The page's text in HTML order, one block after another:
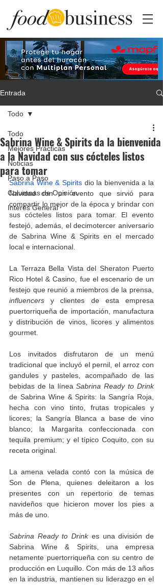
Entrada
Todo
Mejores Prácticas
Noticias
Paso a Paso
Columnas de Opinión
Interés General
Todo
Sabrina Wine & Spirits da la bienvenida
a la Navidad con sus cócteles listos
para tomar
Sabrina Wine & Spirits dio la bienvenida a la
Navidad con un evento que sirvió para
compartir lo mejor de la época y brindar con
sus cócteles listos para tomar. El evento
festejó, además, el decimotercer aniversario
de Sabrina Wine & Spirits en el mercado
local e internacional.
La Terraza Bella Vista del Sheraton Puerto
Rico Hotel & Casino, fue el escenario de un
influencers y clientes de esta empresa
puertorriqueña de importación, manufactura
y distribución de vinos, licores y alimentos
gourmet.
Los invitados disfrutaron de un menú
tradicional que incluyó el pernil, el arroz con
gandules y pasteles, acompañado de las
bebidas de la línea Sabrina Ready to Drink
de Sabrina Wine & Spirits: la Sangría Roja,
hecha con vino tinto, frutas tropicales y
licores; la Sangría Blanca a base de vino
blanco; la Margarita confeccionada con
tequila premium; y el típico Coquito, con su
receta original.
La amena velada contó con la música de
Son de Plena, quienes deleitaron a los
presentes con un repertorio de temas
navideños que hicieron mover los pies a
más de uno.
Sabrina Ready to Drink es una división de
Sabrina Wine & Spirits, una empresa
netamente puertorriqueña con su centro de
producción en Luquillo. Con más de 13 años
en la industria, mantienen su liderazgo en el